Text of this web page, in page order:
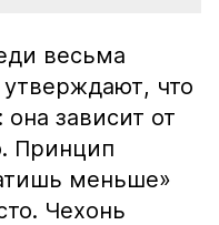
весьма
что
она зависит от
Принцип
меньше»
Чехонь